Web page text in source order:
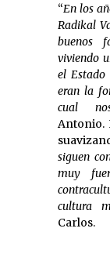
“En los
Radikal
buenos
viviendo
el
eran la
cual
Antonio.
siguen
muy
cultura
Carlos.